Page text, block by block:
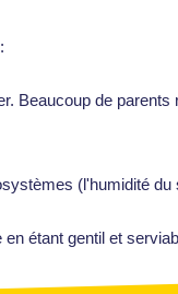
Beaucoup de
(l'humidité
étant gentil et